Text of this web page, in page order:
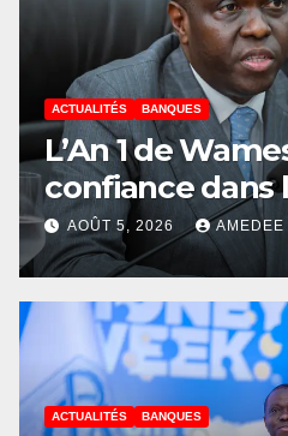
ACTUALITÉS BANQUES
L’An 1 de
confiance dans
congolais loin
les réserves de
stagnent,
toujours au
AOÛT 5, 2026 AMEDEE
ACTUALITÉS BANQUES